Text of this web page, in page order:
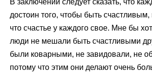
В заключении следует сказать, что
достоин того, чтобы быть счастливым,
что счастье у каждого свое. Мне бы
люди не мешали быть счастливыми
были коварными, не завидовали, не
потому что этим они делают очень